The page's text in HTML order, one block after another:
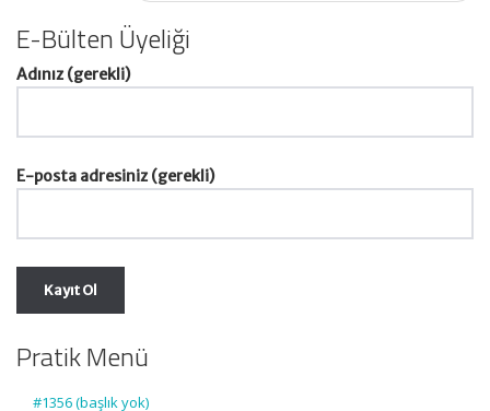
E-Bülten Üyeliği
Adınız (gerekli)
E-posta adresiniz (gerekli)
Pratik Menü
#1356 (başlık yok)